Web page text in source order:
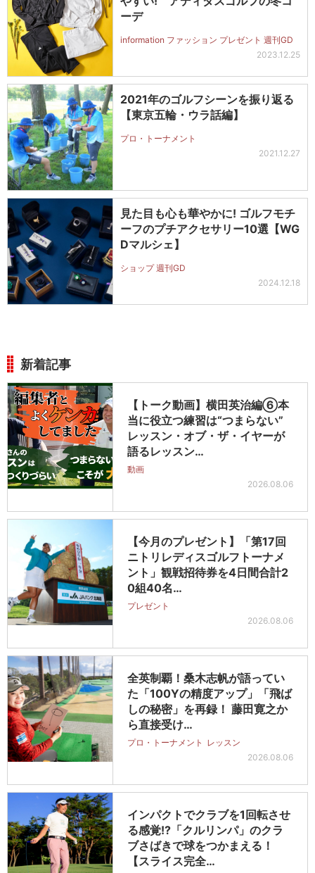
ーデ
information ファッション プレゼント 週刊GD
2023.12.25
2021年のゴルフシーンを振り返る
【東京五輪・ウラ話編】
プロ・トーナメント
2021.12.27
見た目も心も華やかに! ゴルフモチ
ーフのプチアクセサリー10選【WG
Dマルシェ】
ショップ 週刊GD
2024.12.18
新着記事
【トーク動画】横田英治編⑥本
当に役立つ練習は“つまらない”
レッスン・オブ・ザ・イヤーが
語るレッスン…
動画
2026.08.06
【今月のプレゼント】「第17回
ニトリレディスゴルフトーナメ
ント」観戦招待券を4日間合計2
0組40名…
プレゼント
2026.08.06
全英制覇！桑木志帆が語ってい
た「100Yの精度アップ」「飛ば
しの秘密」を再録！ 藤田寛之か
ら直接受け…
プロ・トーナメント レッスン
2026.08.06
インパクトでクラブを1回転させ
る感覚!?「クルリンパ」のクラ
ブさばきで球をつかまえる！
【スライス完全…